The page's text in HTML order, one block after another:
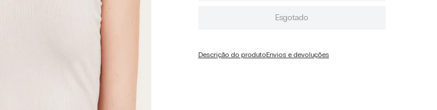
Esgotado
Descrição do produtoEnvios e devoluções